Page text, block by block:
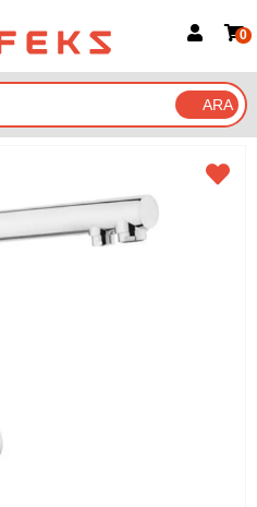
Google İle Bağlan
0